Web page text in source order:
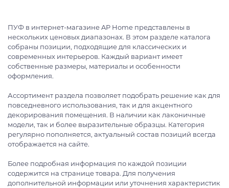
ПУФ в интернет-магазине AP Home представлены в
нескольких ценовых диапазонах. В этом разделе каталога
собраны позиции, подходящие для классических и
современных интерьеров. Каждый вариант имеет
собственные размеры, материалы и особенности
оформления.
Ассортимент раздела позволяет подобрать решение как для
повседневного использования, так и для акцентного
декорирования помещения. В наличии как лаконичные
модели, так и более выразительные образцы. Категория
регулярно пополняется, актуальный состав позиций всегда
отображается на сайте.
Более подробная информация по каждой позиции
содержится на странице товара. Для получения
дополнительной информации или уточнения характеристик